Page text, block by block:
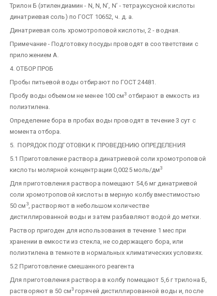
Трилон Б (этилендиамин - N, N, N’, N’ - тетрауксусной кислоты
динатриевая соль) по ГОСТ 10652, ч. д. а.
Динатриевая соль хромотроповой кислоты, 2 - водная.
Примечание - Подготовку посуды проводят в соответствии с
приложением А.
4. ОТБОР ПРОБ
Пробы питьевой воды отбирают по ГОСТ 24481.
Пробу воды объемом не менее 100 см3 отбирают в емкость из
полиэтилена.
Определение бора в пробах воды проводят в течение 3 сут с
момента отбора.
5. ПОРЯДОК ПОДГОТОВКИ К ПРОВЕДЕНИЮ ОПРЕДЕЛЕНИЯ
5.1 Приготовление раствора динатриевой соли хромотроповой
кислоты молярной концентрации 0,0025 моль/дм3
Для приготовления раствора помещают 54,6 мг динатриевой
соли хромотроповой кислоты в мерную колбу вместимостью
50 см3, растворяют в небольшом количестве
дистиллированной воды и затем разбавляют водой до метки.
Раствор пригоден для использования в течение 1 мес при
хранении в емкости из стекла, не содержащего бора, или
полиэтилена в темноте в нормальных климатических условиях.
5.2 Приготовление смешанного реагента
Для приготовления раствора в колбу помещают 5,6 г трилона Б,
растворяют в 50 см3горячей дистиллированной воды и, после